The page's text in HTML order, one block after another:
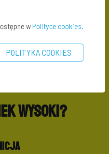
\ BUDYNEK WYSOKI
wysoki?
wPolityce cookies.
POLITYKA COOKIES